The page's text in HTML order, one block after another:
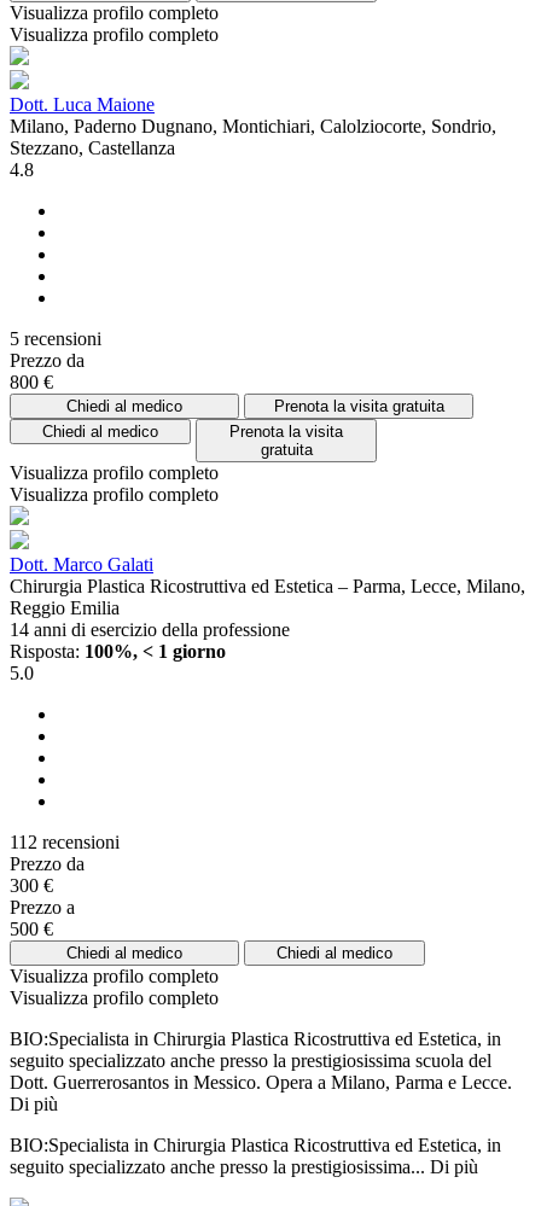
Visualizza profilo completo
Visualizza profilo completo
Dott. Luca Maione
Milano, Paderno Dugnano, Montichiari, Calolziocorte, Sondrio,
Stezzano, Castellanza
4.8
5 recensioni
Prezzo da
800 €
Chiedi al medico
Prenota la visita gratuita
Chiedi al medico
Prenota la visita
gratuita
Visualizza profilo completo
Visualizza profilo completo
Dott. Marco Galati
Chirurgia Plastica Ricostruttiva ed Estetica – Parma, Lecce, Milano,
Reggio Emilia
14 anni di esercizio della professione
Risposta: 100%, < 1 giorno
5.0
112 recensioni
Prezzo da
300 €
Prezzo a
500 €
Chiedi al medico Chiedi al medico
Visualizza profilo completo
Visualizza profilo completo
BIO:Specialista in Chirurgia Plastica Ricostruttiva ed Estetica, in
seguito specializzato anche presso la prestigiosissima scuola del
Dott. Guerrerosantos in Messico. Opera a Milano, Parma e Lecce.
Di più
BIO:Specialista in Chirurgia Plastica Ricostruttiva ed Estetica, in
seguito specializzato anche presso la prestigiosissima... Di più